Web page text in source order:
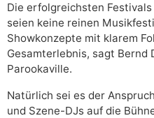
Die erfolgreichsten
seien keine reinen
Showkonzepte mit klarem
Gesamterlebnis, sagt Bernd
Parookaville.
Natürlich sei es der
und Szene-DJs auf die